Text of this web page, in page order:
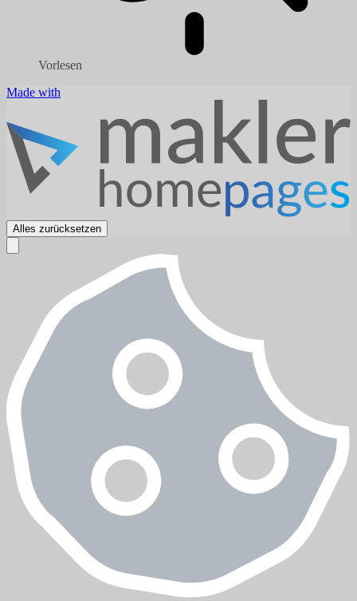
Vorlesen
Made with
Alles zurücksetzen